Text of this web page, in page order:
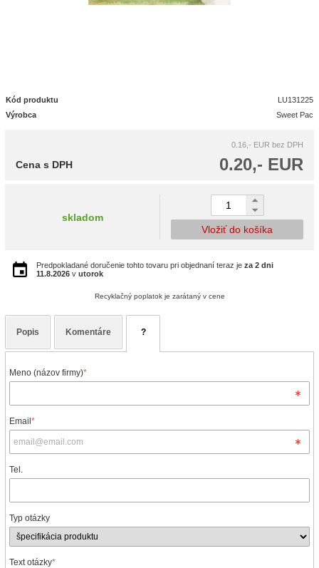
Kód produktu
LU131225
Výrobca
Sweet Pac
0.16,- EUR bez DPH
0.20,- EUR
Cena s DPH
skladom
Vložiť do košíka
Predpokladané doručenie tohto tovaru pri objednaní teraz je za 2 dni
11.8.2026 v utorok
Recyklačný poplatok je zarátaný v cene
Popis Komentáre ?
Meno (názov firmy)*
Email *
Tel.
Typ otázky
Text otázky*